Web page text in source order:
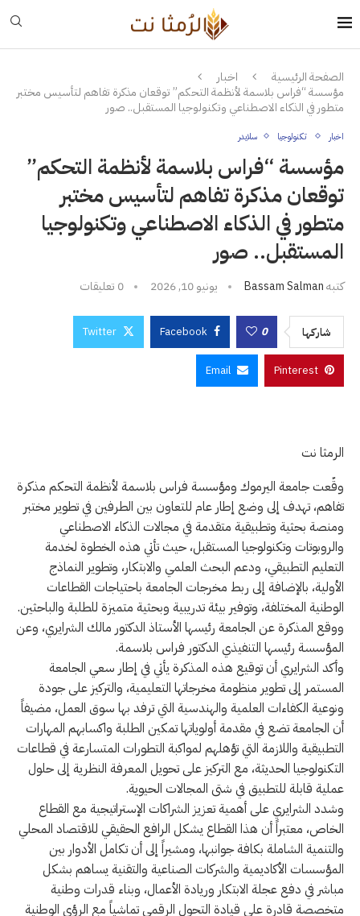
الصفحة الرئيسية
اخبار
مؤسسة “فراس بلاسمة لأنظمة التحكم” توقعان مذكرة تفاهم لتأسيس مختبر
متطور في الذكاء الاصطناعي وتكنولوجيا المستقبل.. صور
اخبار تكنولوجيا سلايدر
مؤسسة “فراس بلاسمة لأنظمة التحكم”
توقعان مذكرة تفاهم لتأسيس مختبر
متطور في الذكاء الاصطناعي وتكنولوجيا
المستقبل.. صور
كتبهBassam Salman يونيو 10, 2026 0 تعليقات
شاركها 0
Facebook
Twitter
Pinterest
Email
الرمثا نت
وقّعت جامعة اليرموك ومؤسسة فراس بلاسمة لأنظمة التحكم مذكرة
تفاهم، تهدف إلى وضع إطار عام للتعاون بين الطرفين في تطوير مختبر
ومنصة بحثية وتطبيقية متقدمة في مجالات الذكاء الاصطناعي
والروبوتات وتكنولوجيا المستقبل، حيث تأتي هذه الخطوة لخدمة
التعليم التطبيقي، ودعم البحث العلمي والابتكار، وتطوير النماذج
الأولية، بالإضافة إلى ربط مخرجات الجامعة باحتياجات القطاعات
الوطنية المختلفة، وتوفير بيئة تدريبية وبحثية متميزة للطلبة والباحثين.
ووقع المذكرة عن الجامعة رئيسها الأستاذ الدكتور مالك الشرايري، وعن
المؤسسة رئيسها التنفيذي الدكتور فراس بلاسمة.
وأكد الشرايري أن توقيع هذه المذكرة يأتي في إطار سعي الجامعة
المستمر إلى تطوير منظومة مخرجاتها التعليمية، والتركيز على جودة
ونوعية الكفاءات العلمية والهندسية التي ترفد بها سوق العمل، مضيفاً
أن الجامعة تضع في مقدمة أولوياتها تمكين الطلبة واكسابهم المهارات
التطبيقية واللازمة التي تؤهلهم لمواكبة التطورات المتسارعة في قطاعات
التكنولوجيا الحديثة، مع التركيز على تحويل المعرفة النظرية إلى حلول
عملية قابلة للتطبيق في شتى المجالات الحيوية.
وشدد الشرايري على أهمية تعزيز الشراكات الإستراتيجية مع القطاع
الخاص، معتبراً أن هذا القطاع يشكل الرافع الحقيقي للاقتصاد المحلي
والتنمية الشاملة بكافة جوانبها، ومشيراً إلى أن تكامل الأدوار بين
المؤسسات الأكاديمية والشركات الصناعية والتقنية يساهم بشكل
مباشر في دفع عجلة الابتكار وريادة الأعمال، وبناء قدرات وطنية
متخصصة قادرة على قيادة التحول الرقمي تماشياً مع الرؤى الوطنية